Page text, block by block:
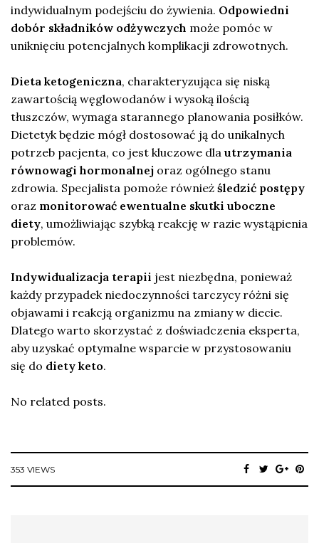
indywidualnym podejściu do żywienia. Odpowiedni
dobór składników odżywczych może pomóc w
uniknięciu potencjalnych komplikacji zdrowotnych.
Dieta ketogeniczna, charakteryzująca się niską
zawartością węglowodanów i wysoką ilością
tłuszczów, wymaga starannego planowania posiłków.
Dietetyk będzie mógł dostosować ją do unikalnych
potrzeb pacjenta, co jest kluczowe dla utrzymania
równowagi hormonalnej oraz ogólnego stanu
zdrowia. Specjalista pomoże również śledzić postępy
oraz monitorować ewentualne skutki uboczne
diety, umożliwiając szybką reakcję w razie wystąpienia
problemów.
Indywidualizacja terapii jest niezbędna, ponieważ
każdy przypadek niedoczynności tarczycy różni się
objawami i reakcją organizmu na zmiany w diecie.
Dlatego warto skorzystać z doświadczenia eksperta,
aby uzyskać optymalne wsparcie w przystosowaniu
się do diety keto.
No related posts.
353 VIEWS